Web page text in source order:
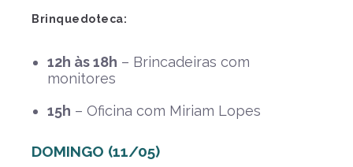
Brinquedoteca:
12h às 18h – Brincadeiras com
monitores
15h – Oficina com Miriam Lopes
DOMINGO (11/05)